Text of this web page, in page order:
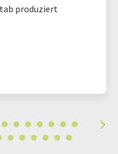
produziert